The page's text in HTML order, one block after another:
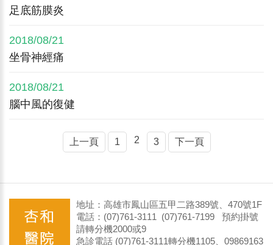
足底筋膜炎
2018/08/21
坐骨神經痛
2018/08/21
腦中風的復健
上一頁 1 2 3 下一頁
地址：高雄市鳳山區五甲二路389號、470號1F
電話：(07)761-3111 (07)761-7199 預約掛號
請轉分機2000或9
急診電話 (07)761-3111轉分機1105、09869163